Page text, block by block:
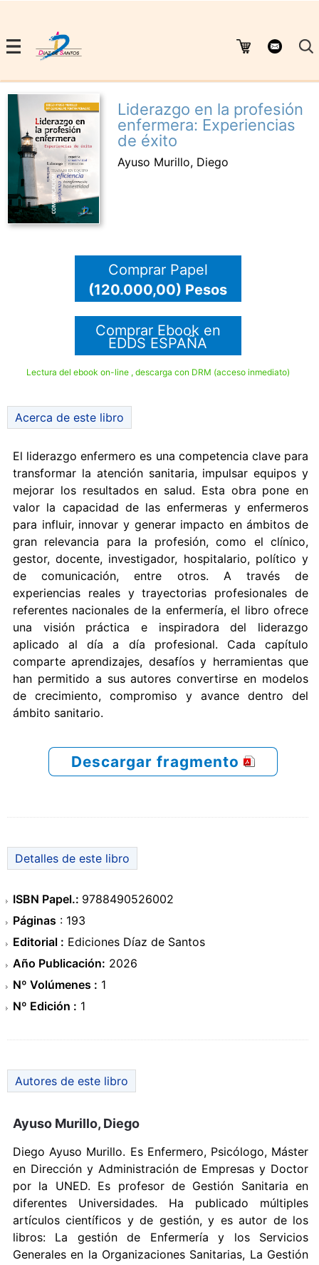
Liderazgo en la profesión
enfermera: Experiencias
de éxito
Ayuso Murillo, Diego
Comprar Papel
(120.000,00) Pesos
Comprar Ebook en
EDDS ESPAÑA
Lectura del ebook on-line , descarga con DRM (acceso inmediato)
Acerca de este libro
El liderazgo enfermero es una competencia clave para
transformar la atención sanitaria, impulsar equipos y
mejorar los resultados en salud. Esta obra pone en
valor la capacidad de las enfermeras y enfermeros
para influir, innovar y generar impacto en ámbitos de
gran relevancia para la profesión, como el clínico,
gestor, docente, investigador, hospitalario, político y
de comunicación, entre otros. A través de
experiencias reales y trayectorias profesionales de
referentes nacionales de la enfermería, el libro ofrece
una visión práctica e inspiradora del liderazgo
aplicado al día a día profesional. Cada capítulo
comparte aprendizajes, desafíos y herramientas que
han permitido a sus autores convertirse en modelos
de crecimiento, compromiso y avance dentro del
ámbito sanitario.
Descargar fragmento
Detalles de este libro
ISBN Papel.: 9788490526002
Páginas : 193
Editorial : Ediciones Díaz de Santos
Año Publicación: 2026
Nº Volúmenes : 1
Nº Edición : 1
Autores de este libro
Ayuso Murillo, Diego
Diego Ayuso Murillo. Es Enfermero, Psicólogo, Máster
en Dirección y Administración de Empresas y Doctor
por la UNED. Es profesor de Gestión Sanitaria en
diferentes Universidades. Ha publicado múltiples
artículos científicos y de gestión, y es autor de los
libros: La gestión de Enfermería y los Servicios
Generales en la Organizaciones Sanitarias, La Gestión